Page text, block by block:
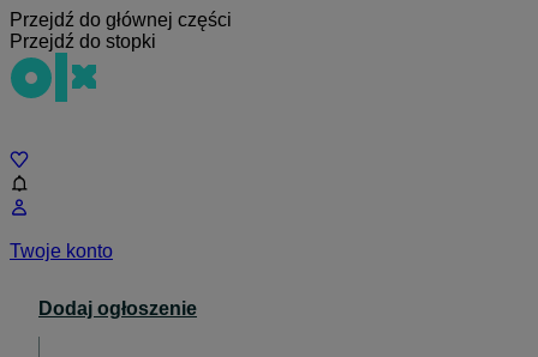
Przejdź do głównej części
Przejdź do stopki
Twoje konto
Dodaj ogłoszenie